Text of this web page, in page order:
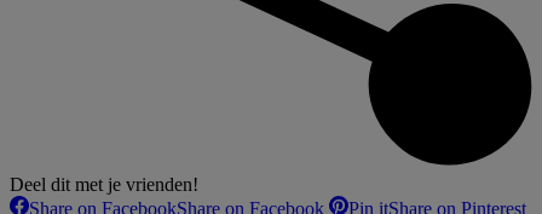
Deel dit met je vrienden!
Share on FacebookShare on Facebook Pin itShare on Pinterest